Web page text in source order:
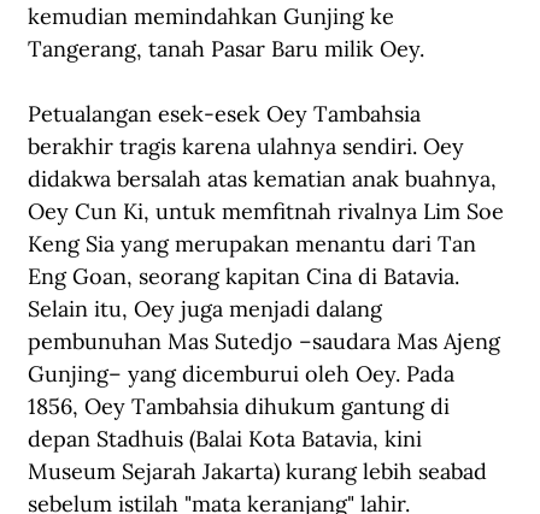
kemudian memindahkan Gunjing ke
Tangerang, tanah Pasar Baru milik Oey.
Petualangan esek-esek Oey Tambahsia
berakhir tragis karena ulahnya sendiri. Oey
didakwa bersalah atas kematian anak buahnya,
Oey Cun Ki, untuk memfitnah rivalnya Lim Soe
Keng Sia yang merupakan menantu dari Tan
Eng Goan, seorang kapitan Cina di Batavia.
Selain itu, Oey juga menjadi dalang
pembunuhan Mas Sutedjo –saudara Mas Ajeng
Gunjing– yang dicemburui oleh Oey. Pada
1856, Oey Tambahsia dihukum gantung di
depan Stadhuis (Balai Kota Batavia, kini
Museum Sejarah Jakarta) kurang lebih seabad
sebelum istilah "mata keranjang" lahir.